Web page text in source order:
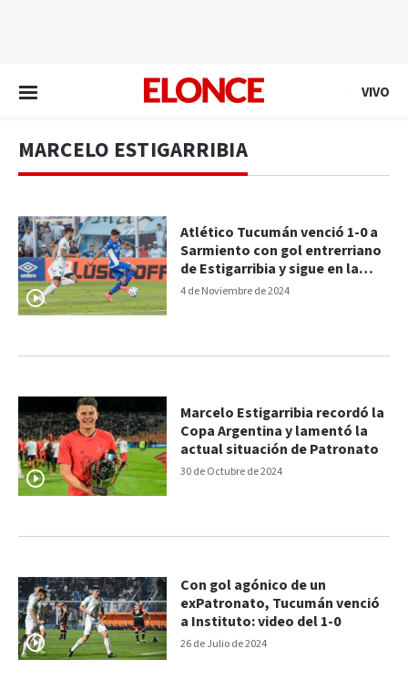
VIVO
MARCELO ESTIGARRIBIA
4 de Noviembre de 2024
Atlético Tucumán venció 1-0 a
Sarmiento con gol entrerriano
de Estigarribia y sigue en la
pelea: videos
30 de Octubre de 2024
Marcelo Estigarribia recordó la
Copa Argentina y lamentó la
actual situación de Patronato
26 de Julio de 2024
Con gol agónico de un
exPatronato, Tucumán venció
a Instituto: video del 1-0